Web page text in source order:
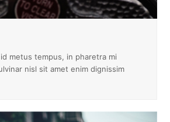
metus tempus, in pharetra mi
nisl sit amet enim dignissim